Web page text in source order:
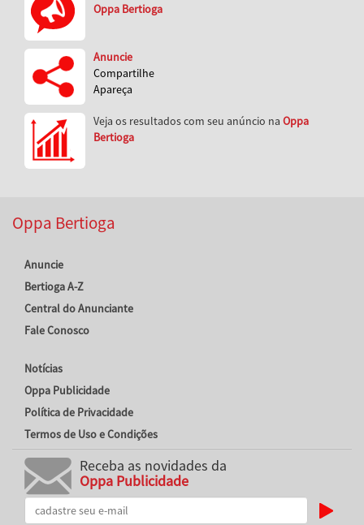
Oppa Bertioga
Anuncie
Compartilhe
Apareça
Veja os resultados com seu anúncio na Oppa
Bertioga
Oppa Bertioga
Anuncie
Bertioga A-Z
Central do Anunciante
Fale Conosco
Notícias
Oppa Publicidade
Política de Privacidade
Termos de Uso e Condições
Receba as novidades da
Oppa Publicidade